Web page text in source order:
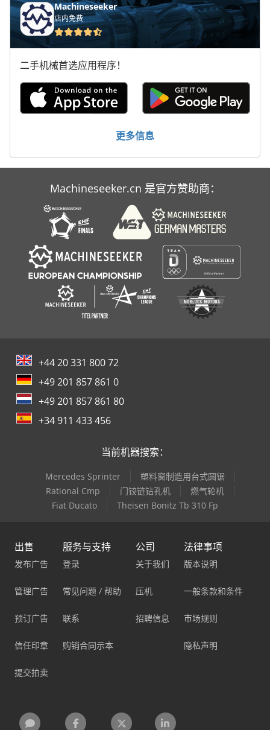
Machineseeker
店内免费
二手机械首选应用程序！
更多信息
Machineseeker.cn 是官方赞助商：
+44 20 331 800 72
+49 201 857 861 0
+49 201 857 861 80
+34 911 433 456
当前机器搜索：
Mercedes Sprinter
塑料窗制造用台式圆锯
Rational Cmp
门铰链钻孔机
燃气轮机
Fiat Ducato
Theisen Bonitz Tb 310 Fp
出售
发布广告
管理广告
预订广告
信任印章
提交拍卖
服务与支持
登录
常见问题 / 帮助
联系
购销合同示本
公司
关于我们
压机
招聘信息
法律事项
版本说明
一般条款和条件
市场规则
隐私声明